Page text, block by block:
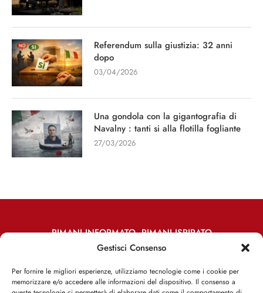
Gestisci Consenso
Per fornire le migliori esperienze, utilizziamo tecnologie come i cookie per
memorizzare e/o accedere alle informazioni del dispositivo. Il consenso a
Referendum sulla giustizia: 32 anni
dopo
03/04/2026
Una gondola con la gigantografia di
Navalny : tanti si alla flotilla fogliante
27/03/2026
RIMANI INFORMATO, RIMANI ISPIRATO
Iscriviti alla Newsletter